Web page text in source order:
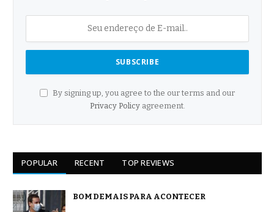
By signing up, you agree to the our terms and our
Privacy Policyagreement.
POPULAR RECENT TOP REVIEWS
BOM DEMAIS PARA ACONTECER